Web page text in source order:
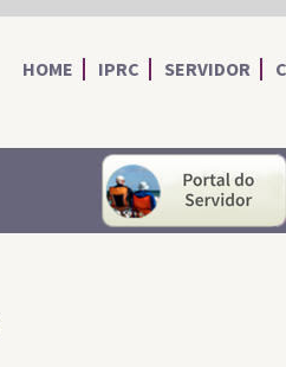
IPRC
HOME IPRC SERVIDOR